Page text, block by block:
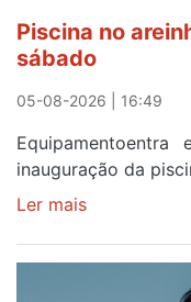
após
campanha
reforço
Piscina no
sábado
05-08-2026 | 16:49
inauguração da
Ler mais
no